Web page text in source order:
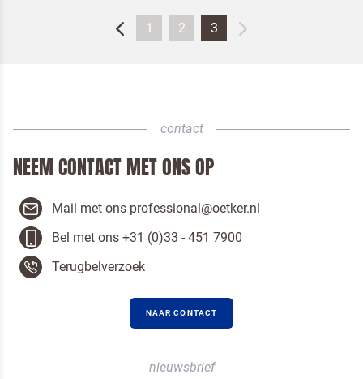
1 2 3
contact
NEEM CONTACT MET ONS OP
Mail met ons professional@oetker.nl
Bel met ons +31 (0)33 - 451 7900
Terugbelverzoek
NAAR CONTACT
Door op versturen te klikken, ga je akkoord metonze voorwaarden
VERSTUREN
nieuwsbrief